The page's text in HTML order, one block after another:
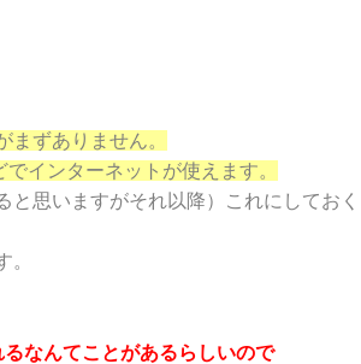
ずありません。
インターネットが使えます。
思いますがそれ以降）これにしておく
なんてことがあるらしいので